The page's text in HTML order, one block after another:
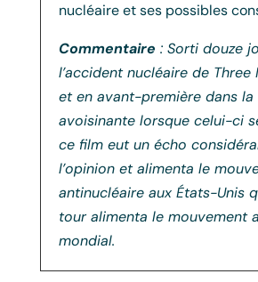
nucléaire et ses possibles
Commentaire : Sorti douze
l’accident nucléaire de Three
et en avant-première dans la
avoisinante lorsque celui-ci
ce film eut un écho
l’opinion et alimenta le
antinucléaire aux États-Unis
tour alimenta le mouvement
mondial.